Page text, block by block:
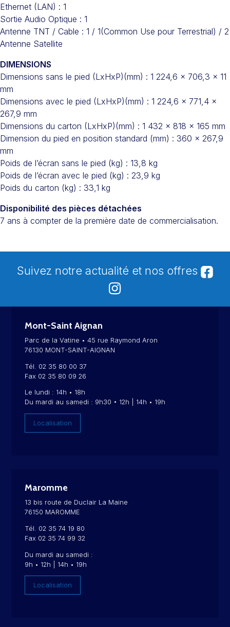
Ethernet (LAN) : 1
Sortie Audio Optique : 1
Antenne TNT / Cable : 1 / 1(Common Use pour Terrestrial) / 2
Antenne Satellite
DIMENSIONS
Dimensions sans le pied (LxHxP)(mm) : 1 224,6 x 706,3 x 11
mm
Dimensions avec le pied (LxHxP)(mm) : 1 224,6 x 771,4 x
267,9 mm
Dimensions du carton (LxHxP)(mm) : 1 432 x 818 x 165 mm
Dimension du pied en position standard (mm) : 360 x 267,9
mm
Poids de l’écran sans le pied (kg) : 13,8 kg
Poids de l’écran avec le pied (kg) : 23,9 kg
Poids du carton (kg) : 33,1 kg
Disponibilité des pièces détachées
7 ans à compter de la première date de commercialisation.
Suivez notre actualité et nos offres
Mont-Saint Aignan
Parc de la Vatine • 45 rue Raymond Aron
76130 MONT-SAINT-AIGNAN
Tél. 02 35 80 00 37
Fax 02 35 80 09 26
Le lundi : 14h • 18h
Du mardi au samedi : 9h30 • 12h | 14h • 19h
Localisation
Maromme
13 bis route de Duclair La Maine
76150 MAROMME
Tél. 02 35 74 19 80
Fax 02 35 74 99 32
Du mardi au samedi :
9h • 12h | 14h • 19h
Localisation